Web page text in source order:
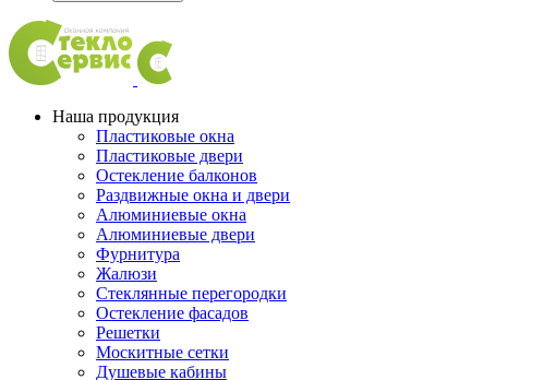
Наша продукция
Пластиковые окна
Пластиковые двери
Остекление балконов
Раздвижные окна и двери
Алюминиевые окна
Алюминиевые двери
Фурнитура
Жалюзи
Стеклянные перегородки
Остекление фасадов
Решетки
Москитные сетки
Душевые кабины